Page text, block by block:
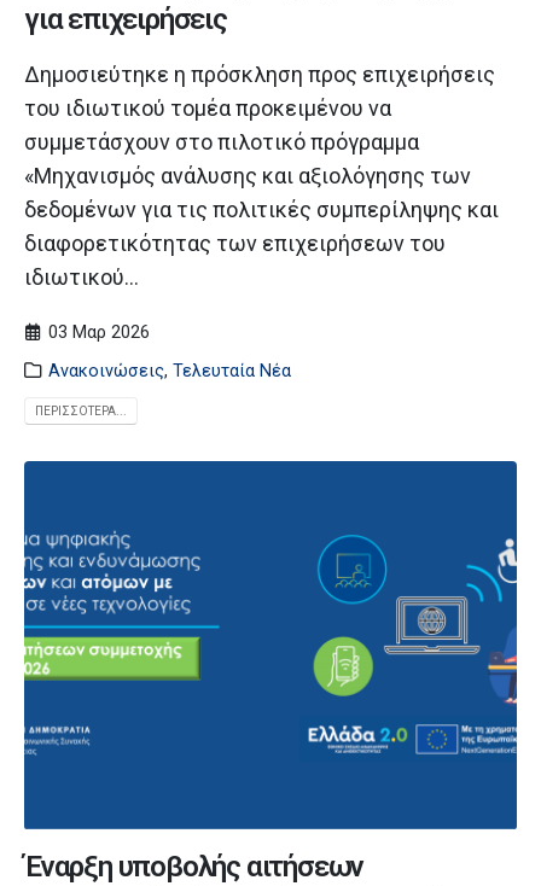
για επιχειρήσεις
Δημοσιεύτηκε η πρόσκληση προς επιχειρήσεις
του ιδιωτικού τομέα προκειμένου να
συμμετάσχουν στο πιλοτικό πρόγραμμα
«Μηχανισμός ανάλυσης και αξιολόγησης των
δεδομένων για τις πολιτικές συμπερίληψης και
διαφορετικότητας των επιχειρήσεων του
ιδιωτικού...
03 Μαρ 2026
Ανακοινώσεις,Τελευταία Νέα
ΠΕΡΙΣΣΌΤΕΡΑ...
Έναρξη υποβολής αιτήσεων